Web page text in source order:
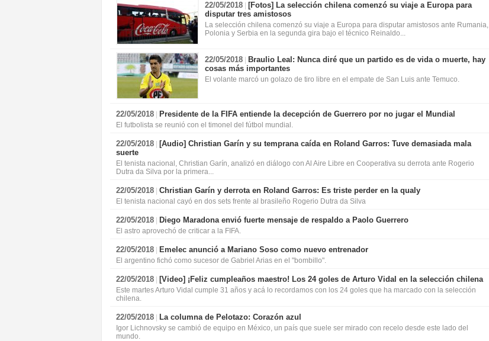
22/05/2018 [Fotos] La selección chilena comenzó su viaje a Europa para
disputar tres amistosos
La selección chilena comenzó su viaje a Europa para disputar amistosos ante Rumania,
Polonia y Serbia en la segunda gira bajo el técnico Reinaldo...
22/05/2018
Braulio Leal: Nunca diré que un partido es de vida o muerte, hay
cosas más importantes
El volante marcó un golazo de tiro libre en el empate de San Luis ante Temuco.
22/05/2018 Presidente de la FIFA entiende la decepción de Guerrero por no jugar el Mundial
El futbolista se reunió con el timonel del fútbol mundial.
22/05/2018 [Audio] Christian Garín y su temprana caída en Roland Garros: Tuve demasiada mala
suerte
El tenista nacional, Christian Garín, analizó en diálogo con Al Aire Libre en Cooperativa su derrota ante Rogerio
Dutra da Silva por la primera...
22/05/2018 Christian Garín y derrota en Roland Garros: Es triste perder en la qualy
El tenista nacional cayó en dos sets frente al brasileño Rogerio Dutra da Silva
22/05/2018 Diego Maradona envió fuerte mensaje de respaldo a Paolo Guerrero
El astro aprovechó de criticar a la FIFA.
22/05/2018 Emelec anunció a Mariano Soso como nuevo entrenador
El argentino fichó como sucesor de Gabriel Arias en el "bombillo".
22/05/2018 [Video] ¡Feliz cumpleaños maestro! Los 24 goles de Arturo Vidal en la selección chilena
Este martes Arturo Vidal cumple 31 años y acá lo recordamos con los 24 goles que ha marcado con la selección
chilena.
22/05/2018 La columna de Pelotazo: Corazón azul
Igor Lichnovsky se cambió de equipo en México, un país que suele ser mirado con recelo desde este lado del
mundo.